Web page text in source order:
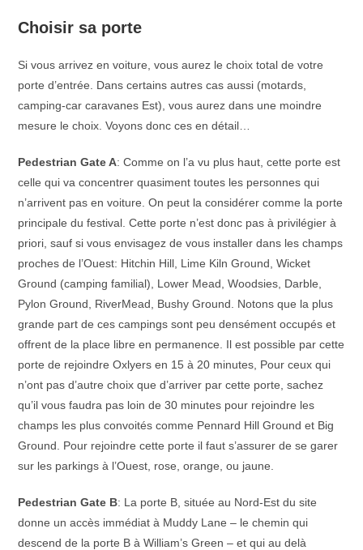
Choisir sa porte
Si vous arrivez en voiture, vous aurez le choix total de votre
porte d’entrée. Dans certains autres cas aussi (motards,
camping-car caravanes Est), vous aurez dans une moindre
mesure le choix. Voyons donc ces en détail…
Pedestrian Gate A: Comme on l’a vu plus haut, cette porte est
celle qui va concentrer quasiment toutes les personnes qui
n’arrivent pas en voiture. On peut la considérer comme la porte
principale du festival. Cette porte n’est donc pas à privilégier à
priori, sauf si vous envisagez de vous installer dans les champs
proches de l’Ouest: Hitchin Hill, Lime Kiln Ground, Wicket
Ground (camping familial), Lower Mead, Woodsies, Darble,
Pylon Ground, RiverMead, Bushy Ground. Notons que la plus
grande part de ces campings sont peu densément occupés et
offrent de la place libre en permanence. Il est possible par cette
porte de rejoindre Oxlyers en 15 à 20 minutes, Pour ceux qui
n’ont pas d’autre choix que d’arriver par cette porte, sachez
qu’il vous faudra pas loin de 30 minutes pour rejoindre les
champs les plus convoités comme Pennard Hill Ground et Big
Ground. Pour rejoindre cette porte il faut s’assurer de se garer
sur les parkings à l’Ouest, rose, orange, ou jaune.
Pedestrian Gate B: La porte B, située au Nord-Est du site
donne un accès immédiat à Muddy Lane – le chemin qui
descend de la porte B à William’s Green – et qui au delà